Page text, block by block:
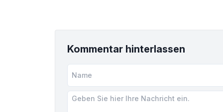
Kommentar hinterlassen